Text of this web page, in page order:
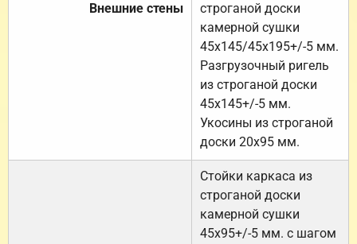
Внешние стены
строганой доски
камерной сушки
45х145/45х195+/-5 мм.
Разгрузочный ригель
из строганой доски
45х145+/-5 мм.
Укосины из строганой
доски 20х95 мм.
Стойки каркаса из
строганой доски
камерной сушки
45х95+/-5 мм. с шагом